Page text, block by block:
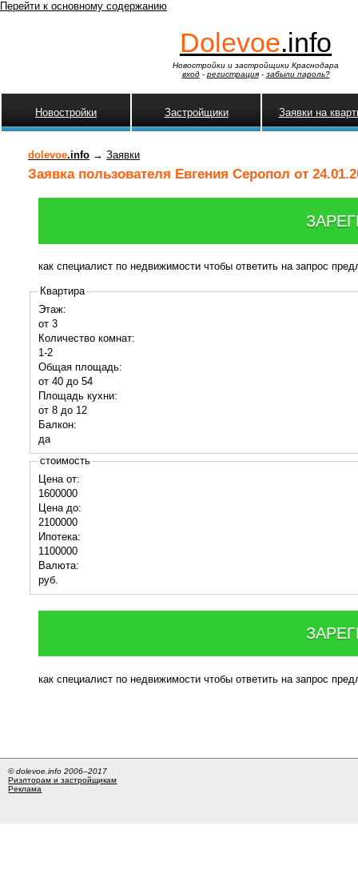
Перейти к основному содержанию
Dolevoe.info
Новостройки и застройщики Краснодара
вход- регистрация- забыли пароль?
Новостройки Застройщики Заявки на
dolevoe.info → Заявки
Заявка пользователя Евгения Серопол от
как специалист по недвижимости чтобы ответить на запрос
Квартира
Этаж:
от 3
Количество комнат:
1-2
Общая площадь:
от 40 до 54
Площадь кухни:
от 8 до 12
Балкон:
да
стоимость
Цена от:
1600000
Цена до:
2100000
Ипотека:
1100000
Валюта:
руб.
как специалист по недвижимости чтобы ответить на запрос
© dolevoe.info 2006–2017
Риэлторам и застройщикам
Реклама